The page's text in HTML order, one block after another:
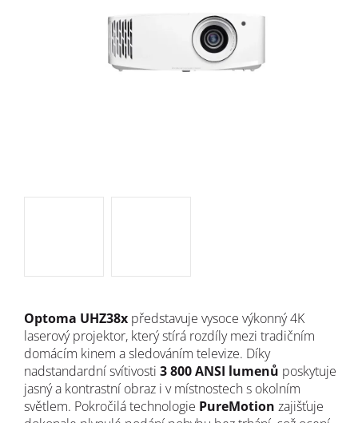
Optoma UHZ38x představuje vysoce výkonný 4K
laserový projektor, který stírá rozdíly mezi tradičním
domácím kinem a sledováním televize. Díky
nadstandardní svítivosti 3 800 ANSI lumenů poskytuje
jasný a kontrastní obraz i v místnostech s okolním
světlem. Pokročilá technologie PureMotion zajišťuje